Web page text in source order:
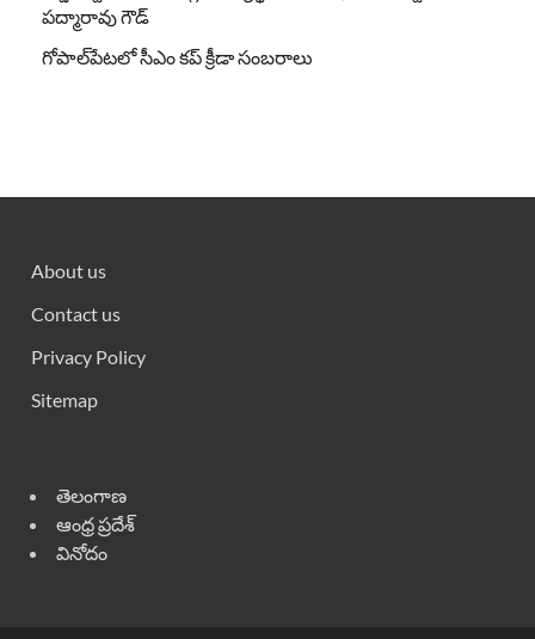
పద్మారావు గౌడ్
గోపాల్‌పేటలో సీఎం కప్ క్రీడా సంబరాలు
About us
Contact us
Privacy Policy
Sitemap
తెలంగాణ
ఆంధ్ర ప్రదేశ్
వినోదం